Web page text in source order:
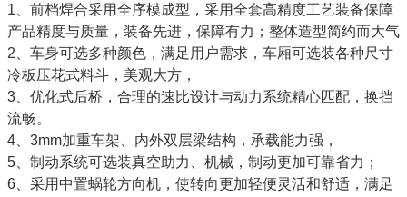
1、前档焊合采用全序模成型，采用全套高精度工艺装备保障
产品精度与质量，装备先进，保障有力；整体造型简约而大气
2、车身可选多种颜色，满足用户需求，车厢可选装各种尺寸
冷板压花式料斗，美观大方，
3、优化式后桥，合理的速比设计与动力系统精心匹配，换挡
流畅。
4、3mm加重车架、内外双层梁结构，承载能力强，
5、制动系统可选装真空助力、机械，制动更加可靠省力；
6、采用中置蜗轮方向机，使转向更加轻便灵活和舒适，满足